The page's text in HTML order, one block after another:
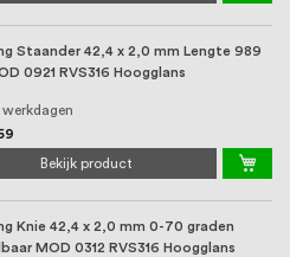
Staander 42,4 x 2,0 mm Lengte 989
0921 RVS316 Hoogglans
werkdagen
Bekijk product
Knie 42,4 x 2,0 mm 0-70 graden
MOD 0312 RVS316 Hoogglans